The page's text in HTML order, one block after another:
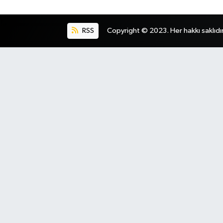
RSS Copyright © 2023. Her hakkı